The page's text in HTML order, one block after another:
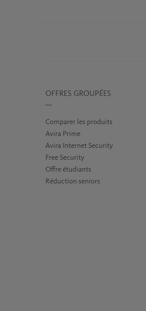
OFFRES GROUPÉES
Comparer les produits
Avira Prime
Avira Internet Security
Free Security
Offre étudiants
Réduction seniors